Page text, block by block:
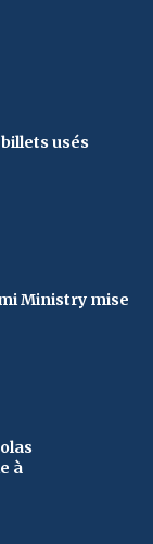
usés
Ministry mise
à